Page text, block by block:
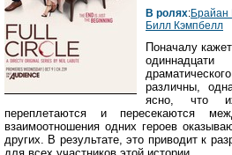
В ролях:Брайан
Билл Кэмпбелл
Поначалу
различны,
ясно, что
переплетаются и пересекаются
взаимоотношения одних героев
других. В результате, это приводит к